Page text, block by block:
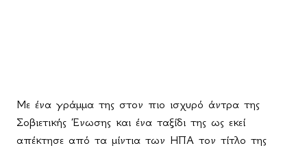
Με ένα γράμμα της στον πιο ισχυρό άντρα της
Σοβιετικής Ένωσης και ένα ταξίδι της ως εκεί
απέκτησε από τα μίντια των ΗΠΑ τον τίτλο της